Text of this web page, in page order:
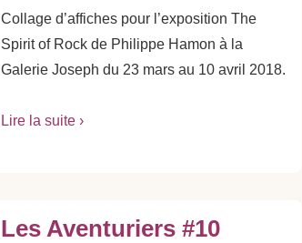
Collage d’affiches pour l’exposition The
Spirit of Rock de Philippe Hamon à la
Galerie Joseph du 23 mars au 10 avril 2018.
Lire la suite ›
Les Aventuriers #10